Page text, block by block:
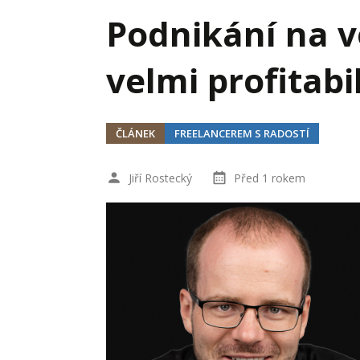
Interim management
Konkurenceschopnost firmy
Management firmy
Podnikání na
velmi
ČLÁNEK FREELANCEREM S RADOSTÍ
Jiří Rostecký Před 1 rokem